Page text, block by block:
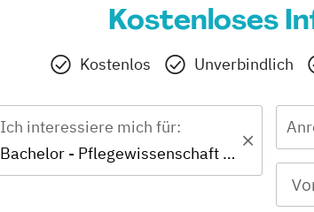
Kostenloses
Kostenlos Unverbindlich
Ich interessiere mich für:
Bachelor - Pflegewissenschaft Online